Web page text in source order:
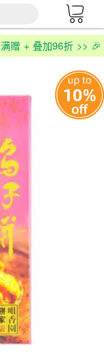
赠 + 叠加96折 >> 🎉